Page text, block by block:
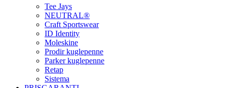
Tee Jays
NEUTRAL®
Craft Sportswear
ID Identity
Moleskine
Prodir kuglepenne
Parker kuglepenne
Retap
Sistema